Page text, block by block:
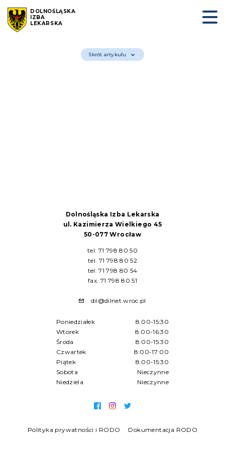
DOLNOŚLĄSKA
IZBA
LEKARSKA
Skrót artykułu
Dolnośląska Izba Lekarska
ul. Kazimierza Wielkiego 45
50-077 Wrocław
tel. 71 798 80 50
tel. 71 798 80 52
tel. 71 798 80 54
fax. 71 798 80 51
dil@dilnet.wroc.pl
Poniedziałek
8:00-15:30
Wtorek
8:00-16:30
Środa
8:00-15:30
Czwartek
8:00-17:00
Piątek
8:00-15:30
Sobota
Nieczynne
Niedziela
Nieczynne
Polityka prywatności i RODO Dokumentacja RODO